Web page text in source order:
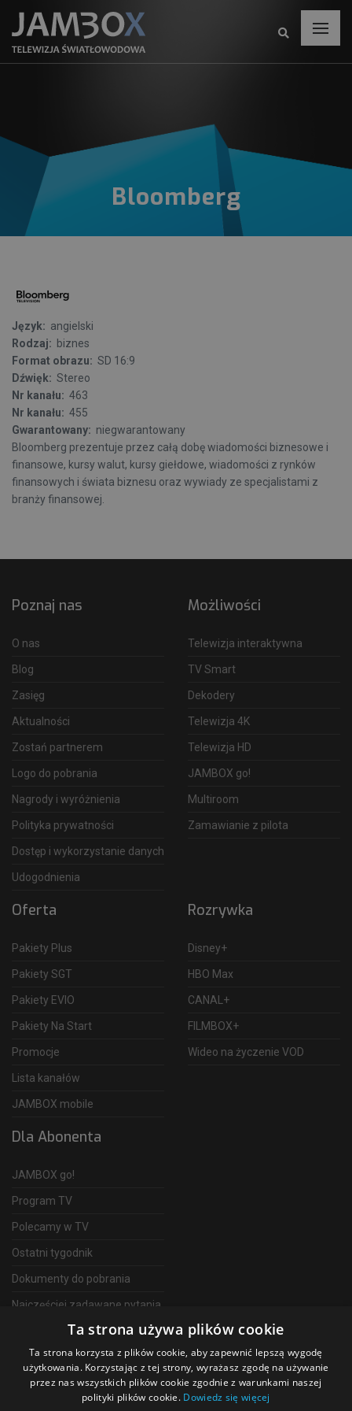
Bloomberg
Język: angielski
Rodzaj: biznes
Format obrazu: SD 16:9
Dźwięk: Stereo
Nr kanału: 463
Nr kanału: 455
Gwarantowany: niegwarantowany
Bloomberg prezentuje przez całą dobę wiadomości biznesowe i
finansowe, kursy walut, kursy giełdowe, wiadomości z rynków
finansowych i świata biznesu oraz wywiady ze specjalistami z
branży finansowej.
Poznaj nas
O nas
Blog
Zasięg
Aktualności
Zostań partnerem
Logo do pobrania
Nagrody i wyróżnienia
Polityka prywatności
Dostęp i wykorzystanie danych
Udogodnienia
Możliwości
Telewizja interaktywna
TV Smart
Dekodery
Telewizja 4K
Telewizja HD
JAMBOX go!
Multiroom
Zamawianie z pilota
Oferta
Pakiety Plus
Pakiety SGT
Pakiety EVIO
Pakiety Na Start
Promocje
Lista kanałów
JAMBOX mobile
Rozrywka
Disney+
HBO Max
CANAL+
FILMBOX+
Wideo na życzenie VOD
Dla Abonenta
JAMBOX go!
Program TV
Polecamy w TV
Ostatni tygodnik
Dokumenty do pobrania
Najczęściej zadawane pytania
Telewizja Światłowodowa
Ta strona używa plików cookie
Ta strona korzysta z plików cookie, aby zapewnić lepszą wygodę
użytkowania. Korzystając z tej strony, wyrażasz zgodę na używanie
przez nas wszystkich plików cookie zgodnie z warunkami naszej
polityki plików cookie. Dowiedz się więcej